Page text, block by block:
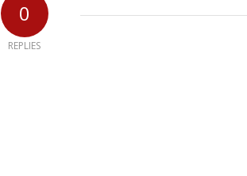
0
REPLIES